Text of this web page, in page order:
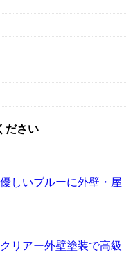
ださい
しいブルーに外壁・屋
リアー外壁塗装で高級